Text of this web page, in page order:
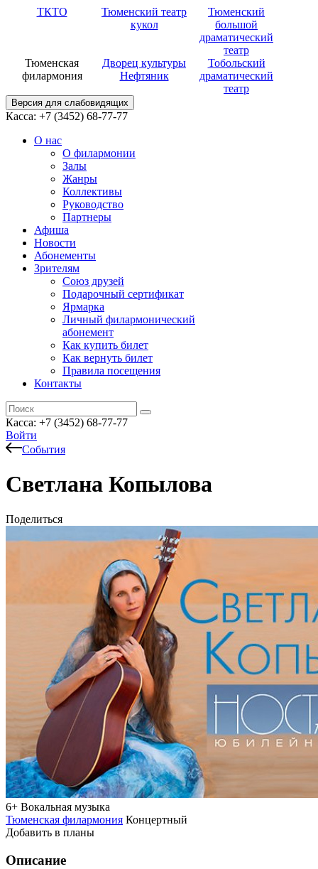
ТКТО
Тюменский театр
кукол
Тюменский
большой
драматический
театр
Тюменская
филармония
Дворец культуры
Нефтяник
Тобольский
драматический
театр
Версия для слабовидящих
Касса: +7 (3452) 68-77-77
О нас
О филармонии
Залы
Жанры
Коллективы
Руководство
Партнеры
Афиша
Новости
Абонементы
Зрителям
Союз друзей
Подарочный сертификат
Ярмарка
Личный филармонический
абонемент
Как купить билет
Как вернуть билет
Правила посещения
Контакты
Касса: +7 (3452) 68-77-77
Войти
События
Светлана Копылова
Поделиться
6+ Вокальная музыка
Тюменская филармония Концертный
Добавить в планы
Описание